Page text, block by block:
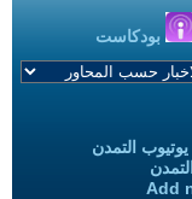
بودكاست
التمدن
Add